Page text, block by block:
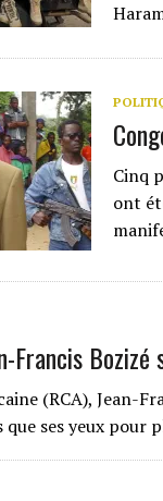
Cinq
ont
Francis
(RCA), Jean-
que ses yeux